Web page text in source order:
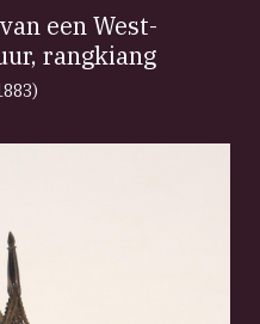
een West-
rangkiang